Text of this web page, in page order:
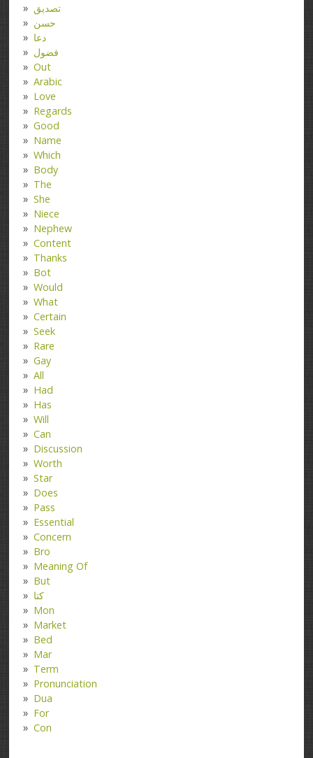
تصدیق
حسن
دعا
فضول
Out
Arabic
Love
Regards
Good
Name
Which
Body
The
She
Niece
Nephew
Content
Thanks
Bot
Would
What
Certain
Seek
Rare
Gay
All
Had
Has
Will
Can
Discussion
Worth
Star
Does
Pass
Essential
Concern
Bro
Meaning Of
But
کتا
Mon
Market
Bed
Mar
Term
Pronunciation
Dua
For
Con